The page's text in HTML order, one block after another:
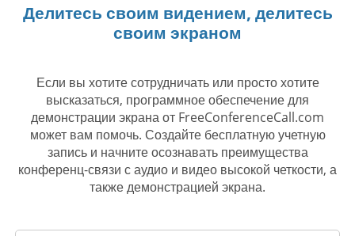
Делитесь своим видением, делитесь
своим экраном
Если вы хотите сотрудничать или просто хотите
высказаться, программное обеспечение для
демонстрации экрана от FreeConferenceCall.com
может вам помочь. Создайте бесплатную учетную
запись и начните осознавать преимущества
конференц-связи с аудио и видео высокой четкости, а
также демонстрацией экрана.